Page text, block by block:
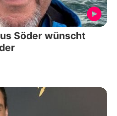
Söder wünscht